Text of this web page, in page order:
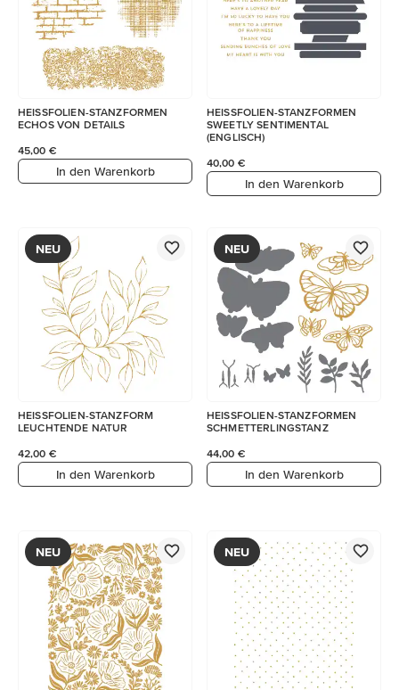
HEISSFOLIEN-STANZFORMEN
ECHOS VON DETAILS
45,00 €
In den Warenkorb
HEISSFOLIEN-STANZFORMEN
SWEETLY SENTIMENTAL
(ENGLISCH)
40,00 €
In den Warenkorb
NEU
HEISSFOLIEN-STANZFORM
LEUCHTENDE NATUR
42,00 €
In den Warenkorb
NEU
HEISSFOLIEN-STANZFORMEN
SCHMETTERLINGSTANZ
44,00 €
In den Warenkorb
NEU NEU